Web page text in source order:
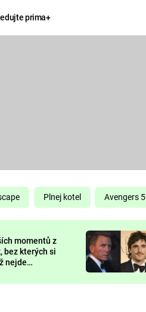
prima+
KOMEDIE
CHUCK
NORRIS
DEADPOOL
Plnej kotel Avengers 5
momentů z
bez kterých si
nejde